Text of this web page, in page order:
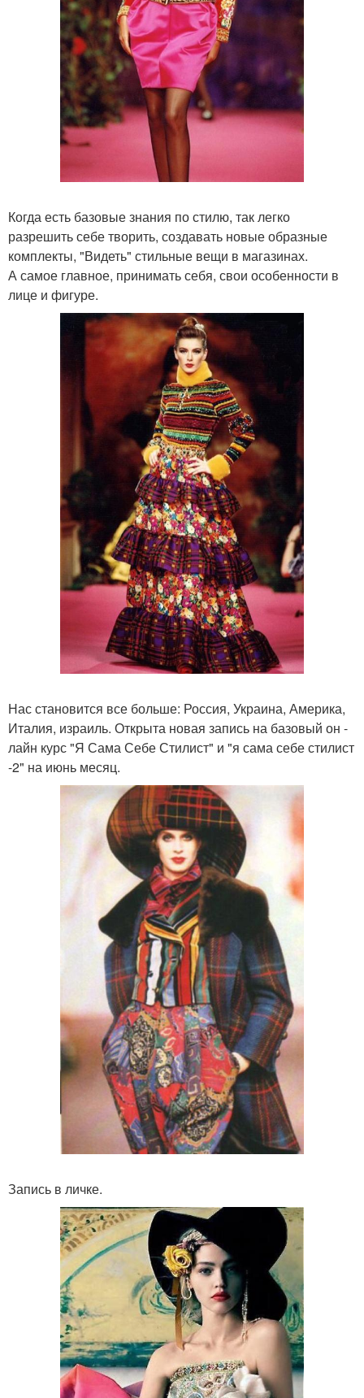
Когда есть базовые знания по стилю, так легко
разрешить себе творить, создавать новые образные
комплекты, "Видеть" стильные вещи в магазинах.
А самое главное, принимать себя, свои особенности в
лице и фигуре.
Нас становится все больше: Россия, Украина, Америка,
Италия, израиль. Открыта новая запись на базовый он -
лайн курс "Я Сама Себе Стилист" и "я сама себе стилист
-2" на июнь месяц.
Запись в личке.